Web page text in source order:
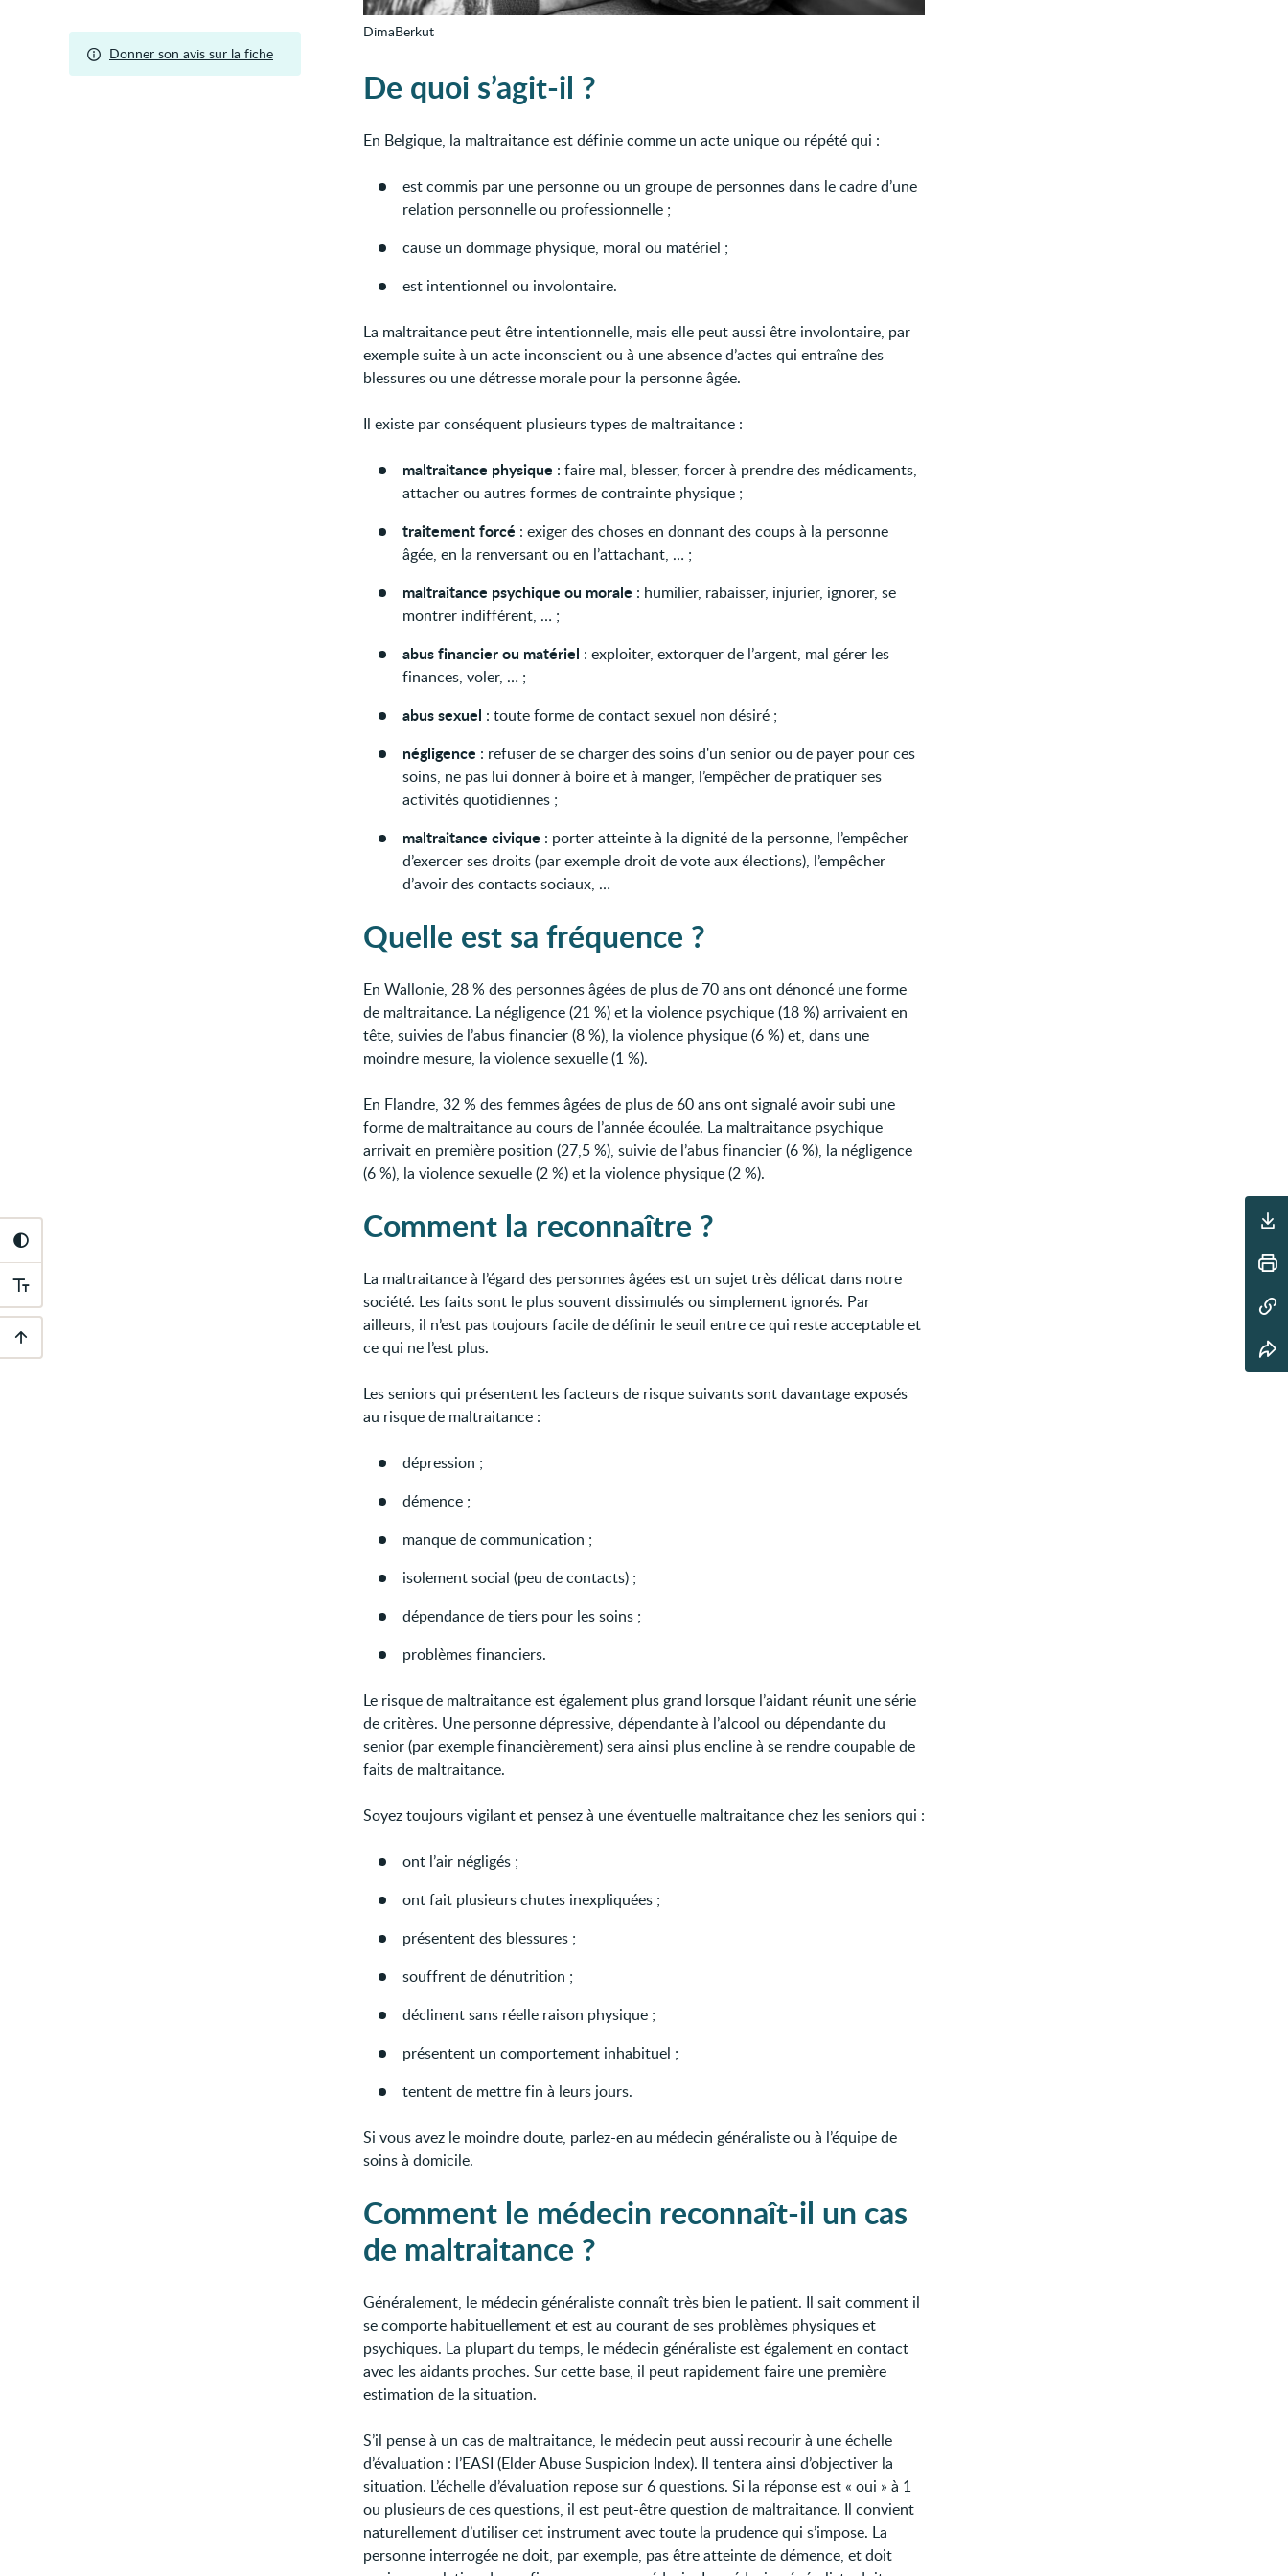
Outils
d'accessibilité
Descendre
Outils
DimaBerkut
De quoi s’agit-il ?
En Belgique, la maltraitance est définie comme un acte unique ou répété qui :
est commis par une personne ou un groupe de personnes dans le cadre d’une
relation personnelle ou professionnelle ;
cause un dommage physique, moral ou matériel ;
est intentionnel ou involontaire.
La maltraitance peut être intentionnelle, mais elle peut aussi être involontaire, par
exemple suite à un acte inconscient ou à une absence d’actes qui entraîne des
blessures ou une détresse morale pour la personne âgée.
Il existe par conséquent plusieurs types de maltraitance :
maltraitance physique : faire mal, blesser, forcer à prendre des médicaments,
attacher ou autres formes de contrainte physique ;
traitement forcé : exiger des choses en donnant des coups à la personne
âgée, en la renversant ou en l’attachant, … ;
maltraitance psychique ou morale : humilier, rabaisser, injurier, ignorer, se
montrer indifférent, … ;
abus financier ou matériel : exploiter, extorquer de l’argent, mal gérer les
finances, voler, … ;
abus sexuel : toute forme de contact sexuel non désiré ;
négligence : refuser de se charger des soins d'un senior ou de payer pour ces
soins, ne pas lui donner à boire et à manger, l’empêcher de pratiquer ses
activités quotidiennes ;
maltraitance civique : porter atteinte à la dignité de la personne, l’empêcher
d’exercer ses droits (par exemple droit de vote aux élections), l’empêcher
d’avoir des contacts sociaux, …
Quelle est sa fréquence ?
En Wallonie, 28 % des personnes âgées de plus de 70 ans ont dénoncé une forme
de maltraitance. La négligence (21 %) et la violence psychique (18 %) arrivaient en
tête, suivies de l’abus financier (8 %), la violence physique (6 %) et, dans une
moindre mesure, la violence sexuelle (1 %).
En Flandre, 32 % des femmes âgées de plus de 60 ans ont signalé avoir subi une
forme de maltraitance au cours de l’année écoulée. La maltraitance psychique
arrivait en première position (27,5 %), suivie de l’abus financier (6 %), la négligence
(6 %), la violence sexuelle (2 %) et la violence physique (2 %).
Comment la reconnaître ?
La maltraitance à l’égard des personnes âgées est un sujet très délicat dans notre
société. Les faits sont le plus souvent dissimulés ou simplement ignorés. Par
ailleurs, il n’est pas toujours facile de définir le seuil entre ce qui reste acceptable et
ce qui ne l’est plus.
Les seniors qui présentent les facteurs de risque suivants sont davantage exposés
au risque de maltraitance :
dépression ;
démence ;
manque de communication ;
isolement social (peu de contacts) ;
dépendance de tiers pour les soins ;
problèmes financiers.
Le risque de maltraitance est également plus grand lorsque l’aidant réunit une série
de critères. Une personne dépressive, dépendante à l’alcool ou dépendante du
senior (par exemple financièrement) sera ainsi plus encline à se rendre coupable de
faits de maltraitance.
Soyez toujours vigilant et pensez à une éventuelle maltraitance chez les seniors qui :
ont l’air négligés ;
ont fait plusieurs chutes inexpliquées ;
présentent des blessures ;
souffrent de dénutrition ;
déclinent sans réelle raison physique ;
présentent un comportement inhabituel ;
tentent de mettre fin à leurs jours.
Si vous avez le moindre doute, parlez-en au médecin généraliste ou à l’équipe de
soins à domicile.
Comment le médecin reconnaît-il un cas
de maltraitance ?
Généralement, le médecin généraliste connaît très bien le patient. Il sait comment il
se comporte habituellement et est au courant de ses problèmes physiques et
psychiques. La plupart du temps, le médecin généraliste est également en contact
avec les aidants proches. Sur cette base, il peut rapidement faire une première
estimation de la situation.
S’il pense à un cas de maltraitance, le médecin peut aussi recourir à une échelle
d’évaluation : l’EASI (Elder Abuse Suspicion Index). Il tentera ainsi d’objectiver la
situation. L’échelle d’évaluation repose sur 6 questions. Si la réponse est « oui » à 1
ou plusieurs de ces questions, il est peut-être question de maltraitance. Il convient
naturellement d’utiliser cet instrument avec toute la prudence qui s’impose. La
personne interrogée ne doit, par exemple, pas être atteinte de démence, et doit
Donner son avis sur la fiche